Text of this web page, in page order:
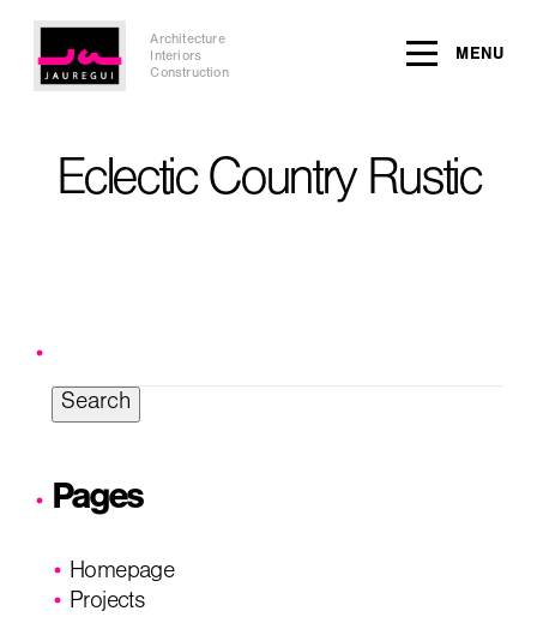
Architecture
Interiors
Construction
MENU
Eclectic Country Rustic
Pages
Homepage
Projects